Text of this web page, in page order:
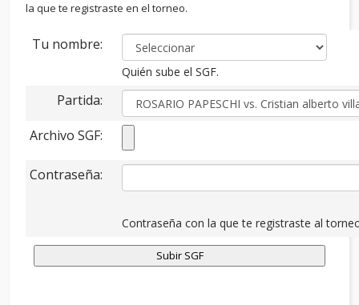
la que te registraste en el torneo.
Tu nombre:
Quién sube el SGF.
Partida:
Archivo SGF:
Contraseña:
Contraseña con la que te registraste al